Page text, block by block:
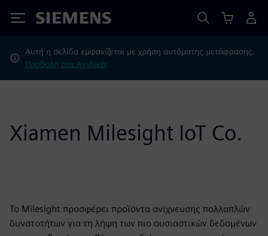
Siemens
Αυτή η σελίδα εμφανίζεται με χρήση αυτόματης μετάφρασης.
Προβολή στα Αγγλικά;
Xiamen Milesight IoT Co.
Το Milesight προσφέρει προϊόντα ανίχνευσης πολλαπλών
δυνατοτήτων για τη λήψη των πιο ουσιαστικών δεδομένων